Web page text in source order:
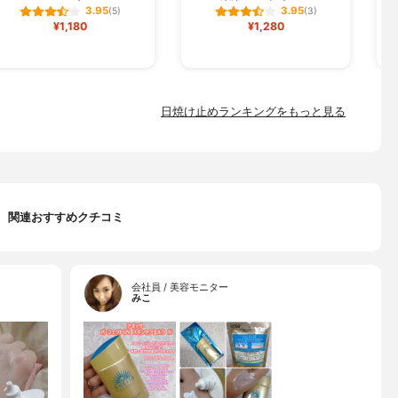
3.95(5)
¥1,180
3.95(3)
¥1,280
日焼け止めランキングをもっと見る
関連おすすめクチコミ
会社員 / 美容モニター
みこ